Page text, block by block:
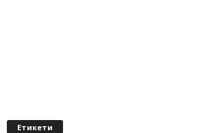
Етикети